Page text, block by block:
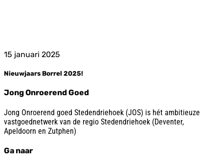
15 januari 2025
Nieuwjaars Borrel 2025!
Jong Onroerend Goed
Jong Onroerend goed Stedendriehoek (JOS) is hét ambitieuze
vastgoednetwerk van de regio Stedendriehoek (Deventer,
Apeldoorn en Zutphen)
Ga naar